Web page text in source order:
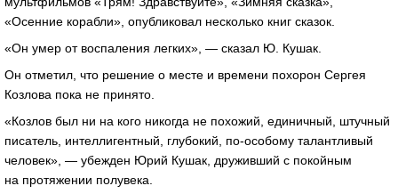
«Осенние корабли», опубликовал несколько книг сказок.
«Он умер от воспаления легких», — сказал Ю. Кушак.
Он отметил, что решение о месте и времени похорон Сергея
Козлова пока не принято.
«Козлов был ни на кого никогда не похожий, единичный, штучный
писатель, интеллигентный, глубокий, по-особому талантливый
человек», — убежден Юрий Кушак, друживший с покойным
на протяжении полувека.